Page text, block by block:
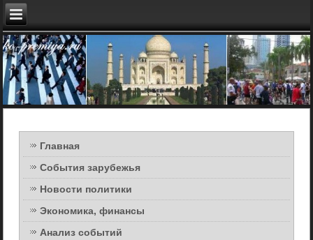
Главная
События зарубежья
Новости политики
Экономика, финансы
Анализ событий